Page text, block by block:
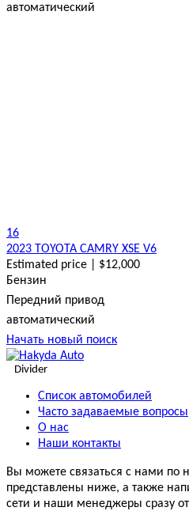
автоматический
16
2023 TOYOTA CAMRY XSE V6
Estimated price | $12,000
Бензин
Передний привод
автоматический
Начать новый поиск
Divider
Список автомобилей
Часто задаваемые вопросы
О нас
Наши контакты
Вы можете связаться с нами по
представлены ниже, а также
сети и наши менеджеры сразу